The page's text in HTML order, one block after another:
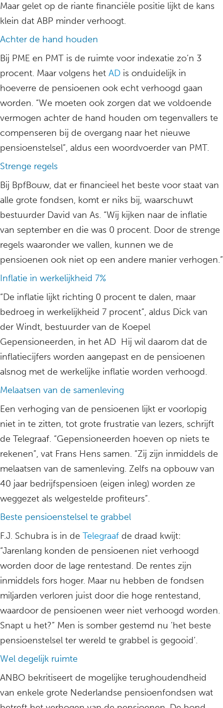
Maar gelet op de riante financiële positie lijkt de kans
klein dat ABP minder verhoogt.
Achter de hand houden
Bij PME en PMT is de ruimte voor indexatie zo’n 3
procent. Maar volgens het AD is onduidelijk in
hoeverre de pensioenen ook echt verhoogd gaan
worden. “We moeten ook zorgen dat we voldoende
vermogen achter de hand houden om tegenvallers te
compenseren bij de overgang naar het nieuwe
pensioenstelsel”, aldus een woordvoerder van PMT.
Strenge regels
Bij BpfBouw, dat er financieel het beste voor staat van
alle grote fondsen, komt er niks bij, waarschuwt
bestuurder David van As. “Wij kijken naar de inflatie
van september en die was 0 procent. Door de strenge
regels waaronder we vallen, kunnen we de
pensioenen ook niet op een andere manier verhogen.”
Inflatie in werkelijkheid 7%
“De inflatie lijkt richting 0 procent te dalen, maar
bedroeg in werkelijkheid 7 procent”, aldus Dick van
der Windt, bestuurder van de Koepel
Gepensioneerden, in het AD Hij wil daarom dat de
inflatiecijfers worden aangepast en de pensioenen
alsnog met de werkelijke inflatie worden verhoogd.
Melaatsen van de samenleving
Een verhoging van de pensioenen lijkt er voorlopig
niet in te zitten, tot grote frustratie van lezers, schrijft
de Telegraaf. “Gepensioneerden hoeven op niets te
rekenen”, vat Frans Hens samen. “Zij zijn inmiddels de
melaatsen van de samenleving. Zelfs na opbouw van
40 jaar bedrijfspensioen (eigen inleg) worden ze
weggezet als welgestelde profiteurs”.
Beste pensioenstelsel te grabbel
F.J. Schubra is in de Telegraaf de draad kwijt:
“Jarenlang konden de pensioenen niet verhoogd
worden door de lage rentestand. De rentes zijn
inmiddels fors hoger. Maar nu hebben de fondsen
miljarden verloren juist door die hoge rentestand,
waardoor de pensioenen weer niet verhoogd worden.
Snapt u het?” Men is somber gestemd nu ’het beste
pensioenstelsel ter wereld te grabbel is gegooid’.
Wel degelijk ruimte
ANBO bekritiseert de mogelijke terughoudendheid
van enkele grote Nederlandse pensioenfondsen wat